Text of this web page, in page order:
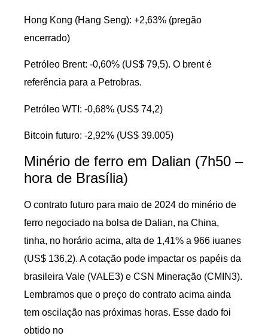
Hong Kong (Hang Seng): +2,63% (pregão
encerrado)
Petróleo Brent: -0,60% (US$ 79,5). O brent é
referência para a Petrobras.
Petróleo WTI: -0,68% (US$ 74,2)
Bitcoin futuro: -2,92% (US$ 39.005)
Minério de ferro em Dalian (7h50 –
hora de Brasília)
O contrato futuro para maio de 2024 do minério de
ferro negociado na bolsa de Dalian, na China,
tinha, no horário acima, alta de 1,41% a 966 iuanes
(US$ 136,2). A cotação pode impactar os papéis da
brasileira Vale (VALE3) e CSN Mineração (CMIN3).
Lembramos que o preço do contrato acima ainda
tem oscilação nas próximas horas. Esse dado foi
obtido no